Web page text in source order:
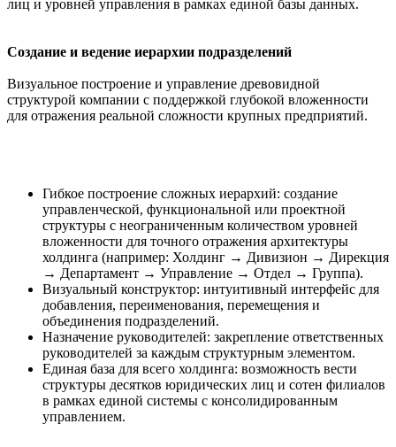
лиц и уровней управления в рамках единой базы данных.
Создание и ведение иерархии подразделений
Визуальное построение и управление древовидной
структурой компании с поддержкой глубокой вложенности
для отражения реальной сложности крупных предприятий.
Гибкое построение сложных иерархий: создание
управленческой, функциональной или проектной
структуры с неограниченным количеством уровней
вложенности для точного отражения архитектуры
холдинга (например: Холдинг → Дивизион → Дирекция
→ Департамент → Управление → Отдел → Группа).
Визуальный конструктор: интуитивный интерфейс для
добавления, переименования, перемещения и
объединения подразделений.
Назначение руководителей: закрепление ответственных
руководителей за каждым структурным элементом.
Единая база для всего холдинга: возможность вести
структуры десятков юридических лиц и сотен филиалов
в рамках единой системы с консолидированным
управлением.